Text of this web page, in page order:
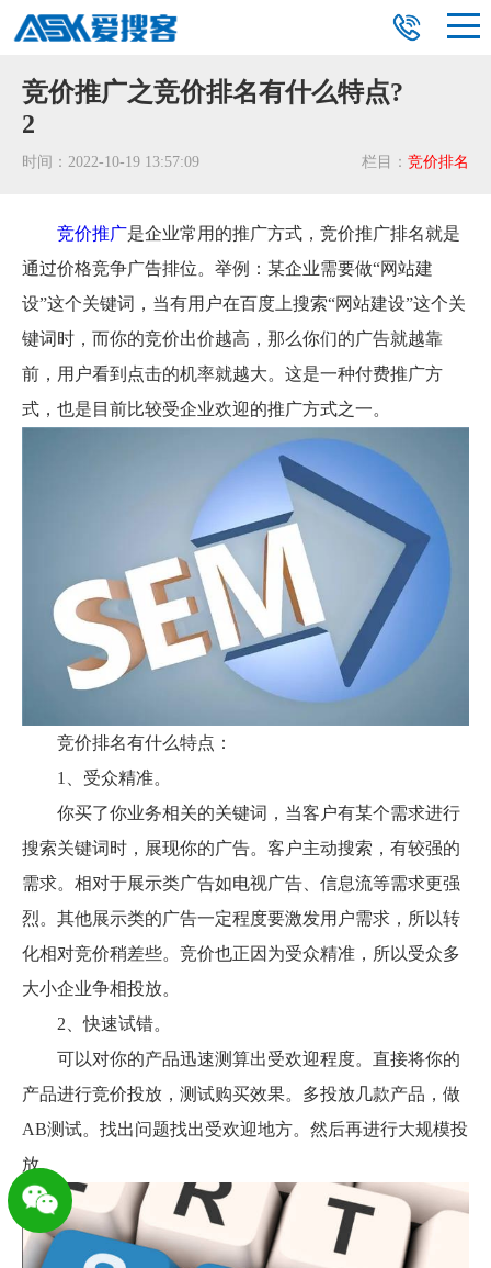
竞价推广之竞价排名有什么特点?
2
栏目： 竞价排名
时间：2022-10-19 13:57:09
竞价推广是企业常用的推广方式，竞价推广排名就是
通过价格竞争广告排位。举例：某企业需要做“网站建
设”这个关键词，当有用户在百度上搜索“网站建设”这个关
键词时，而你的竞价出价越高，那么你们的广告就越靠
前，用户看到点击的机率就越大。这是一种付费推广方
式，也是目前比较受企业欢迎的推广方式之一。
竞价排名有什么特点：
1、受众精准。
你买了你业务相关的关键词，当客户有某个需求进行
搜索关键词时，展现你的广告。客户主动搜索，有较强的
需求。相对于展示类广告如电视广告、信息流等需求更强
烈。其他展示类的广告一定程度要激发用户需求，所以转
化相对竞价稍差些。竞价也正因为受众精准，所以受众多
大小企业争相投放。
2、快速试错。
可以对你的产品迅速测算出受欢迎程度。直接将你的
产品进行竞价投放，测试购买效果。多投放几款产品，做
AB测试。找出问题找出受欢迎地方。然后再进行大规模投
放。